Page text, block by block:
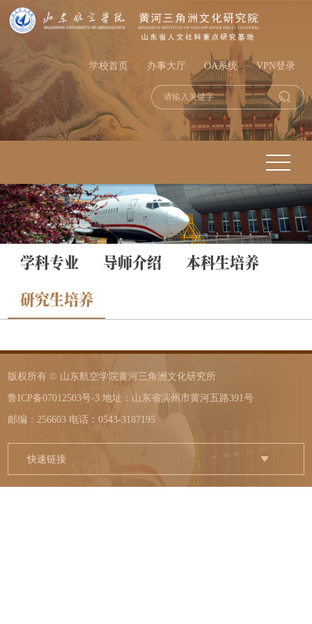
学校首页 办事大厅 OA系统 VPN登录
学科专业 导师介绍
本科生培养
研究生培养
版权所有 © 山东航空学院黄河三角洲文化研究所
鲁ICP备07012503号-3 地址：山东省滨州市黄河五路391号
邮编：256603 电话：0543-3187195
快速链接